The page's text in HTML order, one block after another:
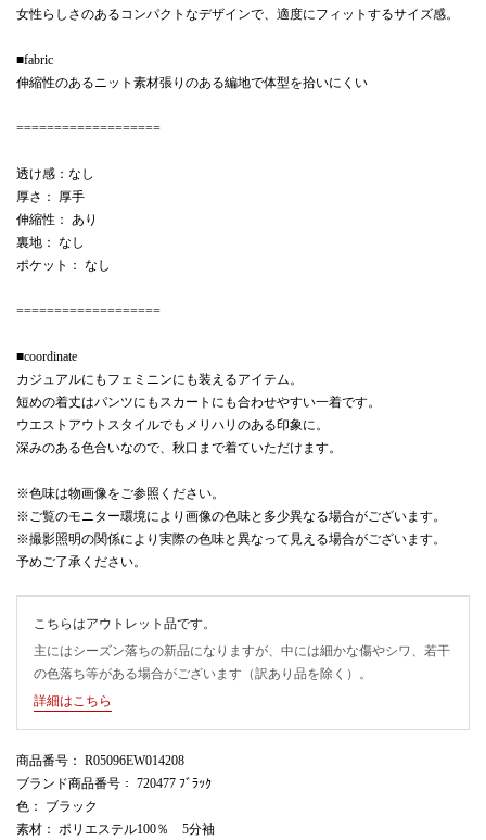
女性らしさのあるコンパクトなデザインで、適度にフィットするサイズ感。
■fabric
伸縮性のあるニット素材張りのある編地で体型を拾いにくい
===================
透け感：なし
厚さ： 厚手
伸縮性： あり
裏地： なし
ポケット： なし
===================
■coordinate
カジュアルにもフェミニンにも装えるアイテム。
短めの着丈はパンツにもスカートにも合わせやすい一着です。
ウエストアウトスタイルでもメリハリのある印象に。
深みのある色合いなので、秋口まで着ていただけます。
※色味は物画像をご参照ください。
※ご覧のモニター環境により画像の色味と多少異なる場合がございます。
※撮影照明の関係により実際の色味と異なって見える場合がございます。
予めご了承ください。
こちらはアウトレット品です。
主にはシーズン落ちの新品になりますが、中には細かな傷やシワ、若干
の色落ち等がある場合がございます（訳あり品を除く）。
詳細はこちら
商品番号 ： R05096EW014208
ブランド商品番号 ： 720477 ﾌﾞﾗｯｸ
色 ： ブラック
素材 ： ポリエステル100％ 5分袖